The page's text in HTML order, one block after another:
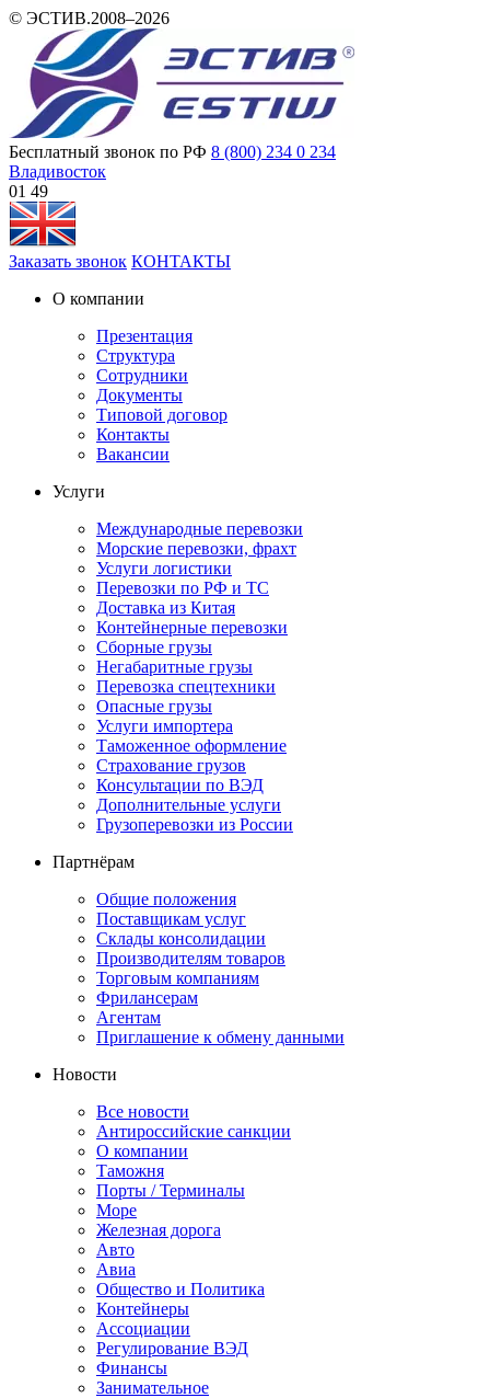
© ЭСТИВ.2008–2026
Бесплатный звонок по РФ 8 (800) 234 0 234
Владивосток
01 49
Заказать звонок КОНТАКТЫ
О компании
Презентация
Структура
Сотрудники
Документы
Типовой договор
Контакты
Вакансии
Услуги
Международные перевозки
Морские перевозки, фрахт
Услуги логистики
Перевозки по РФ и ТС
Доставка из Китая
Контейнерные перевозки
Сборные грузы
Негабаритные грузы
Перевозка спецтехники
Опасные грузы
Услуги импортера
Таможенное оформление
Страхование грузов
Консультации по ВЭД
Дополнительные услуги
Грузоперевозки из России
Партнёрам
Общие положения
Поставщикам услуг
Склады консолидации
Производителям товаров
Торговым компаниям
Фрилансерам
Агентам
Приглашение к обмену данными
Новости
Все новости
Антироссийские санкции
О компании
Таможня
Порты / Терминалы
Море
Железная дорога
Авто
Авиа
Общество и Политика
Контейнеры
Ассоциации
Регулирование ВЭД
Финансы
Занимательное